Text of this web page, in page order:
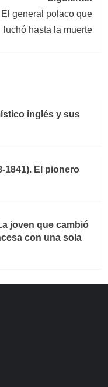
general polaco que
luchó hasta la muerte
inglés y sus
1841). El pionero
joven que cambió
con una sola